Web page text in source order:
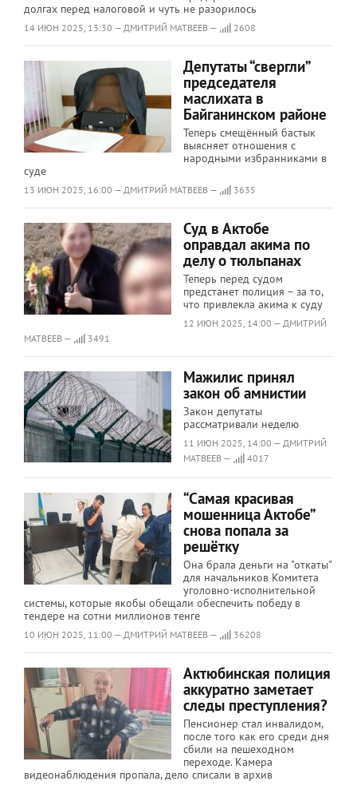
долгах перед налоговой и чуть не разорилось
14 ИЮН 2025, 13:30 — ДМИТРИЙ МАТВЕЕВ — 2608
Депутаты “свергли”
председателя
маслихата в
Байганинском районе
Теперь смещённый бастык
выясняет отношения с
народными избранниками в
суде
13 ИЮН 2025, 16:00 — ДМИТРИЙ МАТВЕЕВ — 3635
Суд в Актобе
оправдал акима по
делу о тюльпанах
Теперь перед судом
предстанет полиция – за то,
что привлекла акима к суду
12 ИЮН 2025, 14:00 — ДМИТРИЙ
МАТВЕЕВ —
3491
Мажилис принял
закон об амнистии
​​​​​​​Закон депутаты
рассматривали неделю
11 ИЮН 2025, 14:00 — ДМИТРИЙ
МАТВЕЕВ —
4017
“Самая красивая
мошенница Актобе”
снова попала за
решётку
Она брала деньги на "откаты"
для начальников Комитета
уголовно-исполнительной
системы, которые якобы обещали обеспечить победу в
тендере на сотни миллионов тенге
10 ИЮН 2025, 11:00 — ДМИТРИЙ МАТВЕЕВ — 36208
Актюбинская полиция
аккуратно заметает
следы преступления?
Пенсионер стал инвалидом,
после того как его среди дня
сбили на пешеходном
переходе. Камера
видеонаблюдения пропала, дело списали в архив